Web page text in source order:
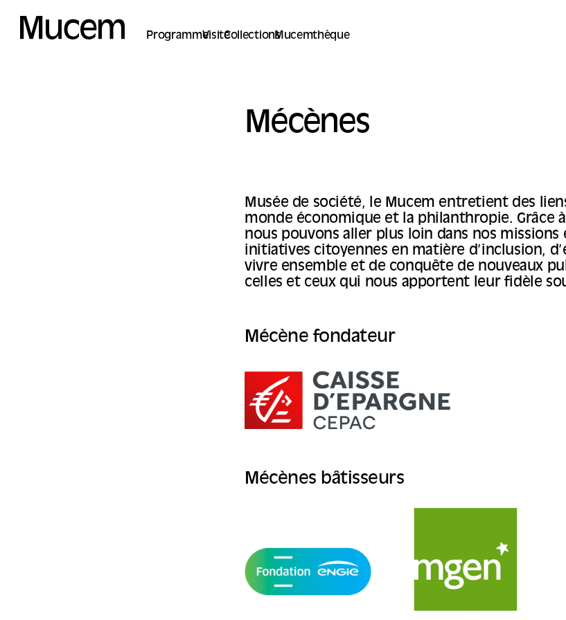
ProgrammeVisiteCollectionsMucemthèque
Mécènes
Musée de société, le Mucem entretient des
monde économique et la philanthropie. Grâce
nous pouvons aller plus loin dans nos missions
initiatives citoyennes en matière d’inclusion,
vivre ensemble et de conquête de nouveaux
celles et ceux qui nous apportent leur fidèle
Mécène fondateur
Mécènes bâtisseurs